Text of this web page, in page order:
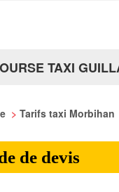
TAXI
> Tarifs taxi Morbihan
de devis